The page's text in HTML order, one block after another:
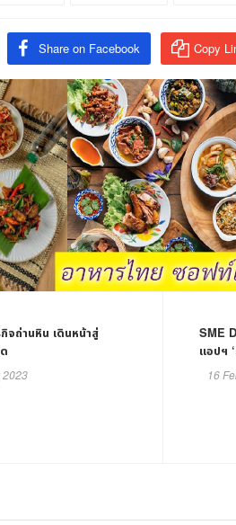
Share on Facebook Copy
จถ่านหิน เดินหน้าสู่
2023
SME
แอปฯ
16